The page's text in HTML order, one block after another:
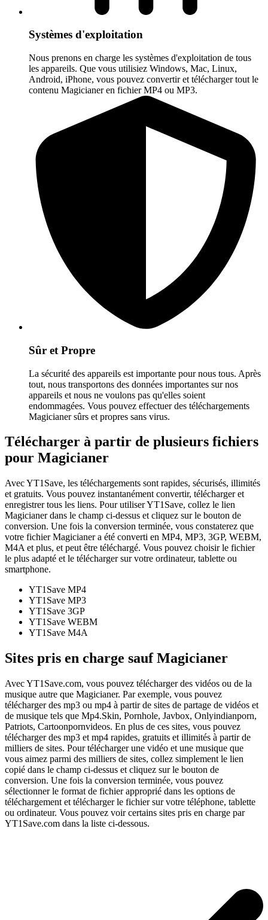
Systèmes d'exploitation
Nous prenons en charge les systèmes d'exploitation de tous
les appareils. Que vous utilisiez Windows, Mac, Linux,
Android, iPhone, vous pouvez convertir et télécharger tout le
contenu Magicianer en fichier MP4 ou MP3.
Sûr et Propre
La sécurité des appareils est importante pour nous tous. Après
tout, nous transportons des données importantes sur nos
appareils et nous ne voulons pas qu'elles soient
endommagées. Vous pouvez effectuer des téléchargements
Magicianer sûrs et propres sans virus.
Télécharger à partir de plusieurs fichiers
pour Magicianer
Avec YT1Save, les téléchargements sont rapides, sécurisés, illimités
et gratuits. Vous pouvez instantanément convertir, télécharger et
enregistrer tous les liens. Pour utiliser YT1Save, collez le lien
Magicianer dans le champ ci-dessus et cliquez sur le bouton de
conversion. Une fois la conversion terminée, vous constaterez que
votre fichier Magicianer a été converti en MP4, MP3, 3GP, WEBM,
M4A et plus, et peut être téléchargé. Vous pouvez choisir le fichier
le plus adapté et le télécharger sur votre ordinateur, tablette ou
smartphone.
YT1Save MP4
YT1Save MP3
YT1Save 3GP
YT1Save WEBM
YT1Save M4A
Sites pris en charge sauf Magicianer
Avec YT1Save.com, vous pouvez télécharger des vidéos ou de la
musique autre que Magicianer. Par exemple, vous pouvez
télécharger des mp3 ou mp4 à partir de sites de partage de vidéos et
de musique tels que Mp4.Skin, Pornhole, Javbox, Onlyindianporn,
Patriots, Cartoonpornvideos. En plus de ces sites, vous pouvez
télécharger des mp3 et mp4 rapides, gratuits et illimités à partir de
milliers de sites. Pour télécharger une vidéo et une musique que
vous aimez parmi des milliers de sites, collez simplement le lien
copié dans le champ ci-dessus et cliquez sur le bouton de
conversion. Une fois la conversion terminée, vous pouvez
sélectionner le format de fichier approprié dans les options de
téléchargement et télécharger le fichier sur votre téléphone, tablette
ou ordinateur. Vous pouvez voir certains sites pris en charge par
YT1Save.com dans la liste ci-dessous.